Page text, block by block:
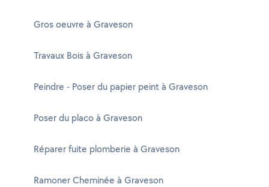
Gros oeuvre à Graveson
Travaux Bois à Graveson
Peindre - Poser du papier peint à Graveson
Poser du placo à Graveson
Réparer fuite plomberie à Graveson
Ramoner Cheminée à Graveson